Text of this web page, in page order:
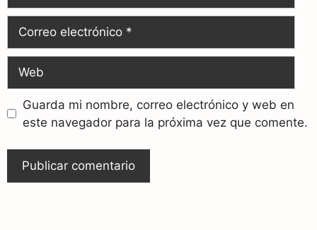
Guarda mi nombre, correo electrónico y web en
este navegador para la próxima vez que comente.